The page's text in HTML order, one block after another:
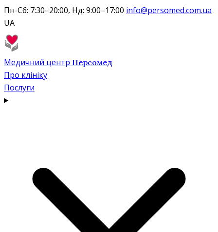
Пн-Сб: 7:30–20:00, Нд: 9:00–17:00 info@persomed.com.ua
UA
Медичний центр Персомед
Про клініку
Послуги